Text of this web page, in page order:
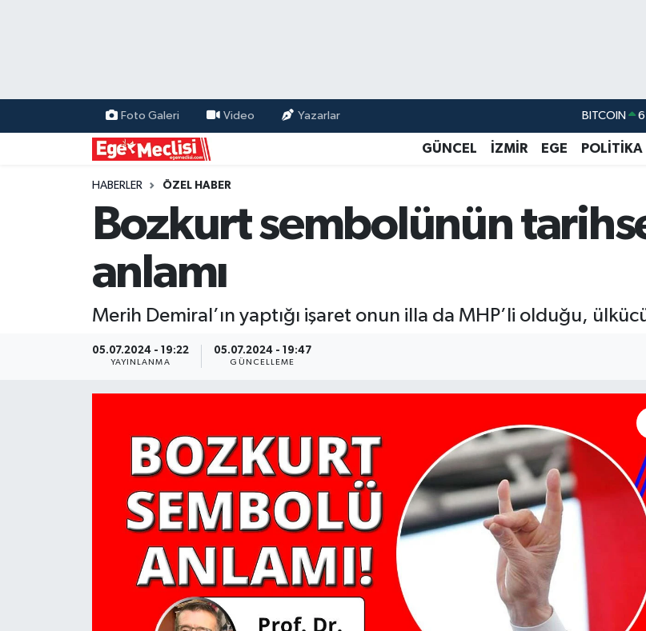
Foto Galeri Video Yazarlar DOLAR
EURO
GRAM ALTIN
GÜNCEL İZMİR EGE POLİTİKA
HABERLER ÖZEL HABER
Bozkurt sembolünün
anlamı
Merih Demiral’ın yaptığı işaret onun illa da MHP’li olduğu,
05.07.2024 - 19:22
YAYINLANMA
05.07.2024 - 19:47
GÜNCELLEME
EKONOMİ
GÜNCEL
ÖZEL HABER
POLİTİKA
Programlar